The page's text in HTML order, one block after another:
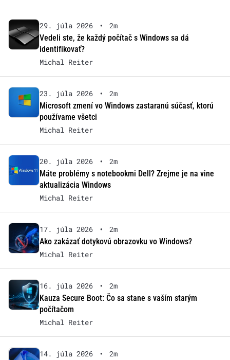
29. júla 2026 •
2m
Vedeli ste, že každý počítač s Windows sa dá
identifikovať?
Michal Reiter
23. júla 2026 •
2m
Microsoft zmení vo Windows zastaranú súčasť, ktorú
používame všetci
Michal Reiter
20. júla 2026 •
2m
Máte problémy s notebookmi Dell? Zrejme je na vine
aktualizácia Windows
Michal Reiter
17. júla 2026 •
2m
Ako zakázať dotykovú obrazovku vo Windows?
Michal Reiter
16. júla 2026 •
2m
Kauza Secure Boot: Čo sa stane s vaším starým
počítačom
Michal Reiter
14. júla 2026 •
2m